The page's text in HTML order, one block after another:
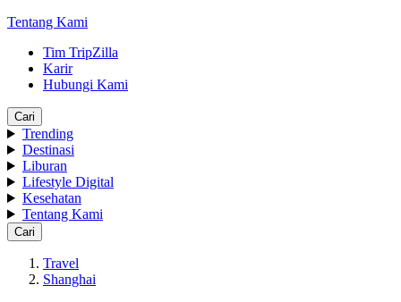
Tentang Kami
Tim TripZilla
Karir
Hubungi Kami
Cari
Trending
Destinasi
Liburan
Lifestyle Digital
Kesehatan
Tentang Kami
Cari
Travel
Shanghai